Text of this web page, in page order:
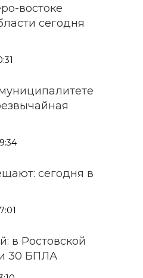
востоке
сегодня
сегодня в
в Ростовской
30 БПЛА